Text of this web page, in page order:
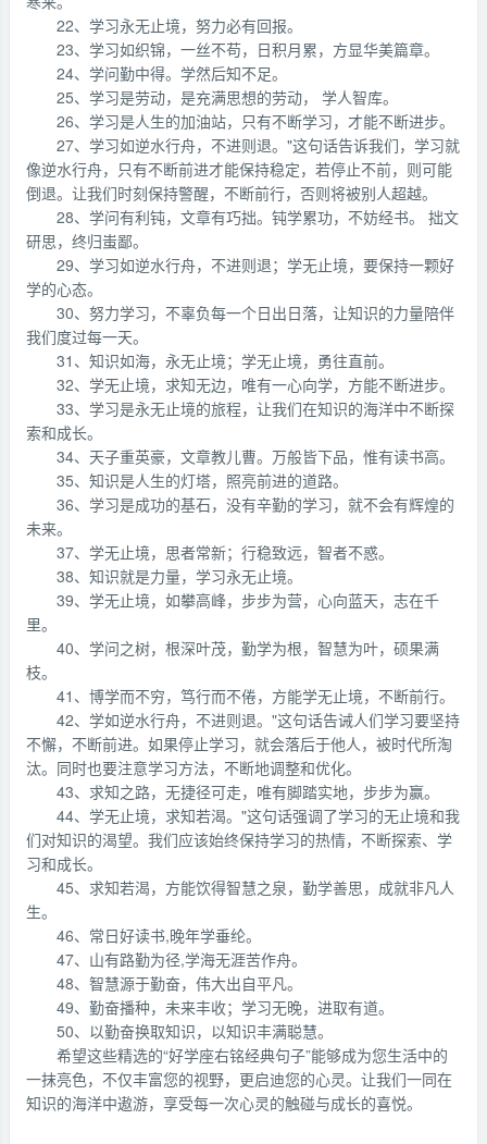
22、学习永无止境，努力必有回报。
23、学习如织锦，一丝不苟，日积月累，方显华美篇章。
24、学问勤中得。学然后知不足。
25、学习是劳动，是充满思想的劳动， 学人智库。
26、学习是人生的加油站，只有不断学习，才能不断进步。
27、学习如逆水行舟，不进则退。"这句话告诉我们，学习就
像逆水行舟，只有不断前进才能保持稳定，若停止不前，则可能
倒退。让我们时刻保持警醒，不断前行，否则将被别人超越。
28、学问有利钝，文章有巧拙。钝学累功，不妨经书。 拙文
研思，终归蚩鄙。
29、学习如逆水行舟，不进则退；学无止境，要保持一颗好
学的心态。
30、努力学习，不辜负每一个日出日落，让知识的力量陪伴
我们度过每一天。
31、知识如海，永无止境；学无止境，勇往直前。
32、学无止境，求知无边，唯有一心向学，方能不断进步。
33、学习是永无止境的旅程，让我们在知识的海洋中不断探
索和成长。
34、天子重英豪，文章教儿曹。万般皆下品，惟有读书高。
35、知识是人生的灯塔，照亮前进的道路。
36、学习是成功的基石，没有辛勤的学习，就不会有辉煌的
未来。
37、学无止境，思者常新；行稳致远，智者不惑。
38、知识就是力量，学习永无止境。
39、学无止境，如攀高峰，步步为营，心向蓝天，志在千
里。
40、学问之树，根深叶茂，勤学为根，智慧为叶，硕果满
枝。
41、博学而不穷，笃行而不倦，方能学无止境，不断前行。
42、学如逆水行舟，不进则退。"这句话告诫人们学习要坚持
不懈，不断前进。如果停止学习，就会落后于他人，被时代所淘
汰。同时也要注意学习方法，不断地调整和优化。
43、求知之路，无捷径可走，唯有脚踏实地，步步为赢。
44、学无止境，求知若渴。"这句话强调了学习的无止境和我
们对知识的渴望。我们应该始终保持学习的热情，不断探索、学
习和成长。
45、求知若渴，方能饮得智慧之泉，勤学善思，成就非凡人
生。
46、常日好读书,晚年学垂纶。
47、山有路勤为径,学海无涯苦作舟。
48、智慧源于勤奋，伟大出自平凡。
49、勤奋播种，未来丰收；学习无晚，进取有道。
50、以勤奋换取知识，以知识丰满聪慧。
希望这些精选的“好学座右铭经典句子”能够成为您生活中的
一抹亮色，不仅丰富您的视野，更启迪您的心灵。让我们一同在
知识的海洋中遨游，享受每一次心灵的触碰与成长的喜悦。